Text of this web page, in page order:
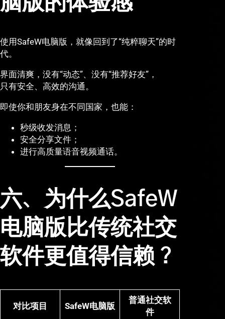
使用SafeW电脑版，就像回到了“纯粹聊天”的时
代。
界面清爽，没有“动态”、没有“推荐好友”，
只有安全、高效的沟通。
即使你和朋友身在不同国家，也能：
秒级收发消息；
安全分享文件；
进行高质量语音视频通话。
六、为什么SafeW
电脑版比传统社交
软件更值得信赖？
对比项目 SafeW电脑版
普通社交软
件